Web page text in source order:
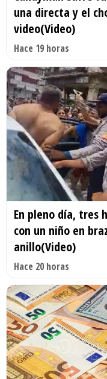
una directa y el
video(Video)
Hace 19 horas
En pleno día, tres
con un niño en
anillo(Video)
Hace 20 horas